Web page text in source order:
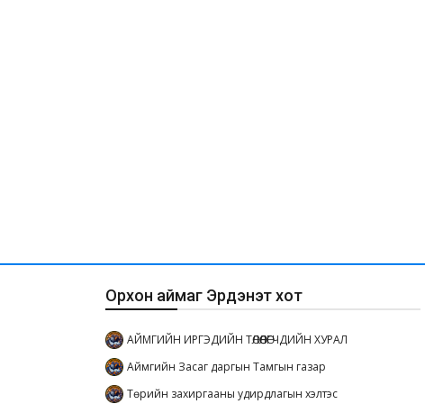
Орхон аймаг Эрдэнэт хот
АЙМГИЙН ИРГЭДИЙН ТӨЛӨӨЛӨГЧДИЙН ХУРАЛ
Аймгийн Засаг даргын Тамгын газар
Төрийн захиргааны удирдлагын хэлтэс